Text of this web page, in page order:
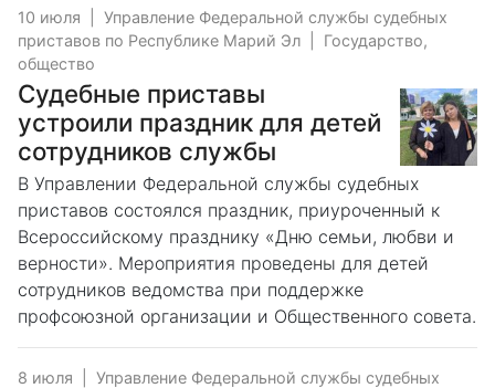
10 июля
Управление Федеральной службы судебных
приставов по Республике Марий Эл
Государство,
общество
Судебные приставы
устроили праздник для детей
сотрудников службы
В Управлении Федеральной службы судебных
приставов состоялся праздник, приуроченный к
Всероссийскому празднику «Дню семьи, любви и
верности». Мероприятия проведены для детей
сотрудников ведомства при поддержке
профсоюзной организации и Общественного совета.
8 июля
Управление Федеральной службы судебных